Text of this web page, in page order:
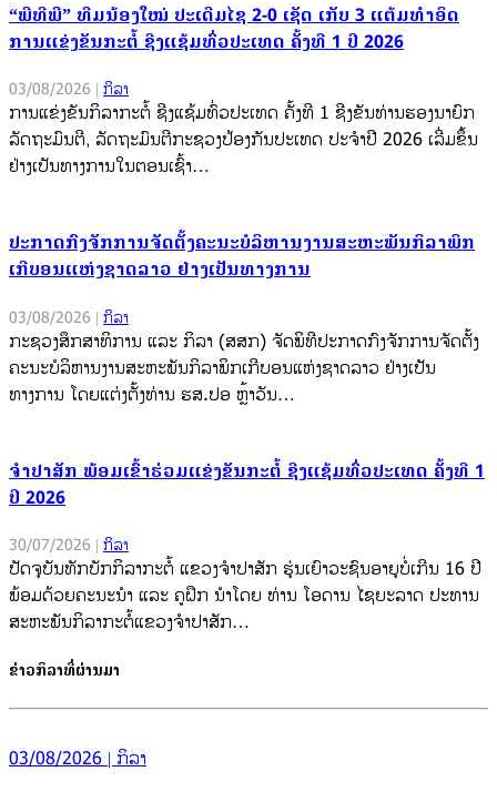
“ພີທີພີ” ທີມນ້ອງໃໝ່ ປະເດີມໄຊ 2-0 ເຊັດ ເກັບ 3 ແຕ້ມທຳອິດ
ການແຂ່ງຂັນກະຕໍ້ ຊີງແຊ້ມທົ່ວປະເທດ ຄັ້ງທີ 1 ປີ 2026
03/08/2026 | ກິລາ
ການແຂ່ງຂັນກິລາກະຕໍ້ ຊີງແຊ້ມທົ່ວປະເທດ ຄັ້ງທີ 1 ຊີງຂັນທ່ານຮອງນາຍົກ
ລັດຖະມົນຕີ, ລັດຖະມົນຕີກະຊວງປ້ອງກັນປະເທດ ປະຈຳປີ 2026 ເລີ່ມຂຶ້ນ
ຢ່າງເປັນທາງການໃນຕອນເຊົ້າ…
ປະກາດກົງຈັກການຈັດຕັ້ງຄະນະບໍລິຫານງານສະຫະພັນກິລາພິກ
ເກີບອນແຫ່ງຊາດລາວ ຢ່າງເປັນທາງການ
03/08/2026 | ກິລາ
ກະຊວງສຶກສາທິການ ແລະ ກິລາ (ສສກ) ຈັດພິທີປະກາດກົງຈັກການຈັດຕັ້ງ
ຄະນະບໍລິຫານງານສະຫະພັນກິລາພິກເກີບອນແຫ່ງຊາດລາວ ຢ່າງເປັນ
ທາງການ ໂດຍແຕ່ງຕັ້ງທ່ານ ຮສ.ປອ ຫຼ້າວັນ…
ຈຳປາສັກ ພ້ອມເຂົ້າຮ່ວມແຂ່ງຂັນກະຕໍ້ ຊີງແຊ້ມທົ່ວປະເທດ ຄັ້ງທີ 1
ປີ 2026
30/07/2026 | ກິລາ
ປັດຈຸບັນທັກບັກກິລາກະຕໍ້ ແຂວງຈຳປາສັກ ຮຸ່ນເຍົາວະຊົນອາຍຸບໍ່ເກີນ 16 ປີ
ພ້ອມດ້ວຍຄະນະນຳ ແລະ ຄູຝຶກ ນຳໂດຍ ທ່ານ ໂອດານ ໄຊຍະລາດ ປະທານ
ສະຫະພັນກິລາກະຕໍ້ແຂວງຈຳປາສັກ…
ຂ່າວກິລາທີ່ຜ່ານມາ
03/08/2026 | ກິລາ